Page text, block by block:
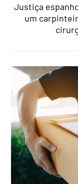
Justiça
um